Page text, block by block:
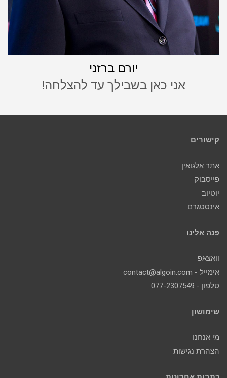
יורם ברזני
אני כאן בשבילך עד להצלחה!
קישורים
אתר אלגואין
פייסבוק
יוטיוב
אינסטגרם
פנה אלינו
וואצאפ
אימייל - contact@algoin.com
טלפון - 077-2307549
שימושון
מי אנחנו
הצהרת נגישות